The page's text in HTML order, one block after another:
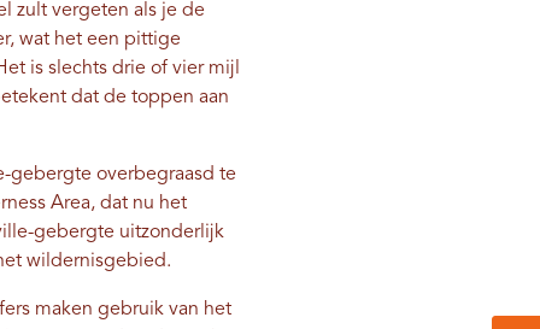
zult vergeten als je de
wat het een pittige
is slechts drie of vier mijl
dat de toppen aan
gebergte overbegraasd te
Area, dat nu het
gebergte uitzonderlijk
wildernisgebied.
maken gebruik van het